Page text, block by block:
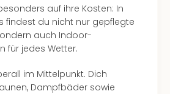
auf ihre Kosten: In
findest du nicht nur gepflegte
auch Indoor-
für jedes Wetter.
im Mittelpunkt. Dich
Dampfbäder sowie